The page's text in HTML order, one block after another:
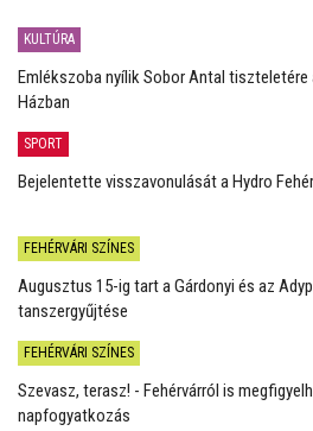
KULTÚRA
Emlékszoba nyílik Sobor Antal tiszteletére
Házban
SPORT
Bejelentette visszavonulását a Hydro
FEHÉRVÁRI SZÍNES
Augusztus 15-ig tart a Gárdonyi és az
tanszergyűjtése
FEHÉRVÁRI SZÍNES
Szevasz, terasz! - Fehérvárról is
napfogyatkozás